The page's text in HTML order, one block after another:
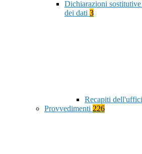
Dichiarazioni
dei dati 3
Recapiti
Provvedimenti 226